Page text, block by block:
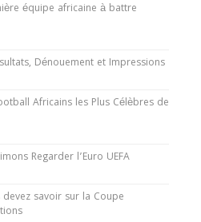
nationale de football
équipe africaine à battre
Dénouement et Impressions
Africains les Plus Célèbres de
Regarder l’Euro UEFA
savoir sur la Coupe